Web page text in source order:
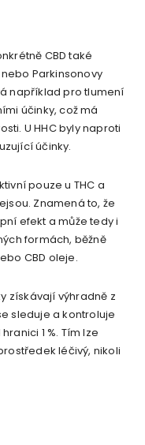
CBD také
Parkinsonovy
například pro tlumení
účinky, což má
U HHC byly naproti
účinky.
pouze u THC a
Znamená to, že
efekt a může tedy i
formách, běžně
CBD oleje.
získávají výhradně z
sleduje a kontroluje
1 %. Tím lze
léčivý, nikoli